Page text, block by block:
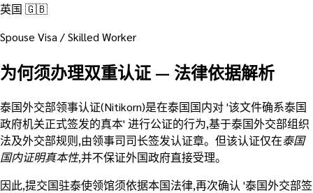
英国 🇬🇧
Spouse Visa / Skilled Worker
为何须办理双重认证 — 法律依据解析
泰国外交部领事认证(Nitikorn)是在泰国国内对 '该文件确系泰国
政府机关正式签发的真本' 进行公证的行为,基于泰国外交部组织
法及外交部规则,由领事司司长签发认证章。但该认证仅在泰国
国内证明真本性,并不保证外国政府直接受理。
因此,提交国驻泰使领馆须依据本国法律,再次确认 '泰国外交部签